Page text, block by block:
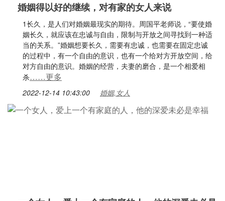
婚姻得以好的继续，对有家的女人来说
1长久，是人们对婚姻最现实的期待。周国平老师说，“要使婚
姻长久，就应该在忠诚与自由，限制与开放之间寻找到一种适
当的关系。”婚姻想要长久，需要有忠诚，也需要在固定忠诚
的过程中，有一个自由的意识，也有一个给对方开放空间，给
对方自由的意识。婚姻的经营，夫妻的磨合，是一个相爱相
杀……更多
2022-12-14 10:43:00 婚姻,女人